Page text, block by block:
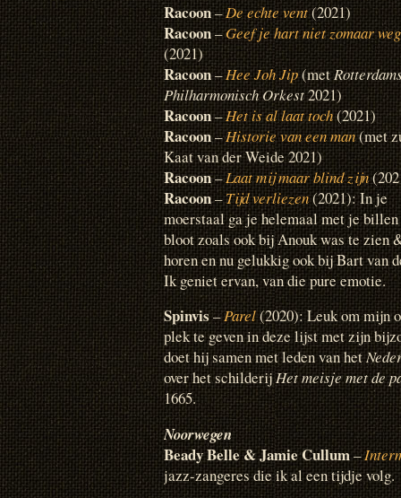
Racoon–De echte vent(2021)
Racoon–Geef je hart niet zomaar weg
(2021)
Racoon–Hee Joh Jip(met
Philharmonisch Orkest2021)
Racoon–Het is al laat toch(2021)
Racoon–Historie van een man(met
Kaat van der Weide 2021)
Racoon–Laat mij maar blind zijn
Racoon–Tijd verliezen(2021): In je
moerstaal ga je helemaal met je billen
bloot zoals ook bij Anouk was te zien
horen en nu gelukkig ook bij Bart van
Ik geniet ervan, van die pure emotie.
Spinvis–Parel(2020): Leuk om mijn
plek te geven in deze lijst met zijn
doet hij samen met leden van het
over het schilderijHet meisje met de
1665.
Noorwegen
Beady Belle & Jamie Cullum–
jazz-zangeres die ik al een tijdje volg.